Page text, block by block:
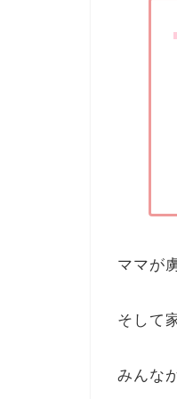
ママが
そして
みんな